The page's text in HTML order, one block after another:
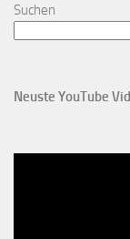
Suchen
Neuste YouTube